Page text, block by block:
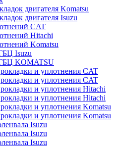
двигателя Komatsu
двигателя Isuzu
CAT
Hitachi
Komatsu
Isuzu
KOMATSU
и уплотнения CAT
и уплотнения CAT
и уплотнения Hitachi
и уплотнения Hitachi
и уплотнения Komatsu
и уплотнения Komatsu
Isuzu
Isuzu
Isuzu